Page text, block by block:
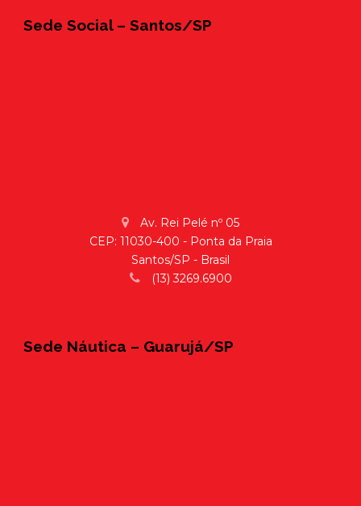
Sede Social – Santos/SP
Av. Rei Pelé nº 05
CEP: 11030-400 - Ponta da Praia
Santos/SP - Brasil
(13) 3269.6900
Sede Náutica – Guarujá/SP